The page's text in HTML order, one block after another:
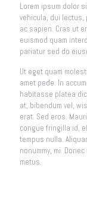
Lorem ipsum dolor
vehicula, dui lectus,
ac sapien. Cras ut
euismod quam
pariatur sed do
Ut eget quam
amet pede. In
habitasse platea
at, bibendum vel,
erat. Sed eros.
congue fringilla id,
tempus nulla.
nonummy, mi.
metus.